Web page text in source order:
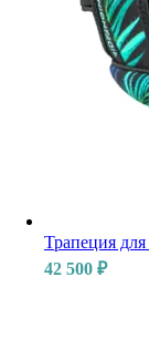
Трапеция
42 500 ₽